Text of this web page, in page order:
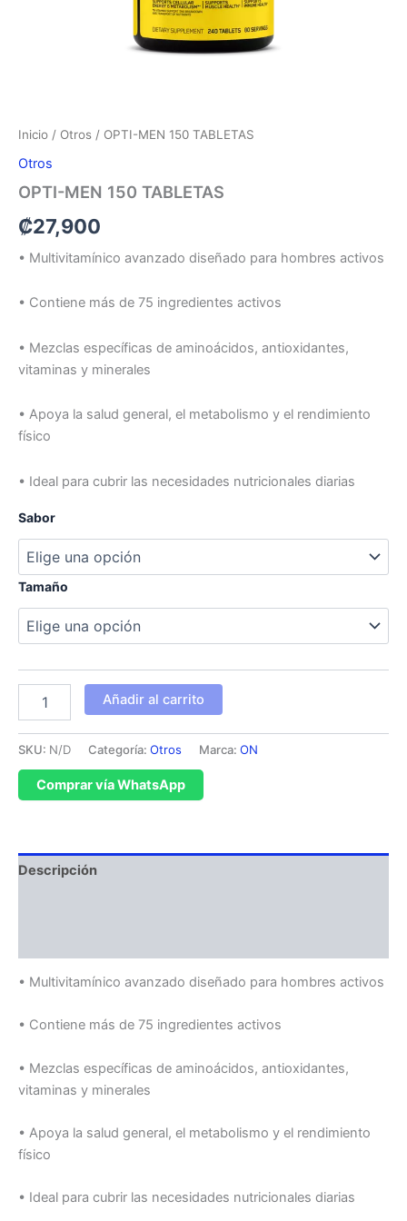
Inicio / Otros / OPTI-MEN 150 TABLETAS
Otros
OPTI-MEN 150 TABLETAS
₡27,900
• Multivitamínico avanzado diseñado para hombres activos
• Contiene más de 75 ingredientes activos
• Mezclas específicas de aminoácidos, antioxidantes,
vitaminas y minerales
• Apoya la salud general, el metabolismo y el rendimiento
físico
• Ideal para cubrir las necesidades nutricionales diarias
Sabor
Tamaño
Añadir al carrito
SKU: N/D Categoría: Otros Marca: ON
Comprar vía WhatsApp
Descripción
• Multivitamínico avanzado diseñado para hombres activos
• Contiene más de 75 ingredientes activos
• Mezclas específicas de aminoácidos, antioxidantes,
vitaminas y minerales
• Apoya la salud general, el metabolismo y el rendimiento
físico
• Ideal para cubrir las necesidades nutricionales diarias